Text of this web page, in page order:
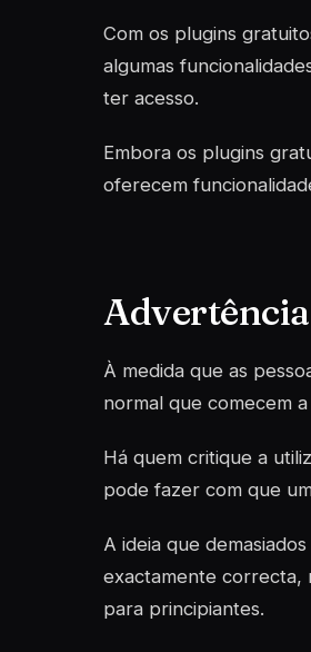
Com os plugins
algumas
ter acesso.
Embora os plugins
oferecem
À medida que as
normal que comecem
Há quem critique a
pode fazer com que
A ideia que demasiados
exactamente correcta,
para principiantes.